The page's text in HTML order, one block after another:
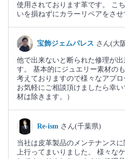
使用されております革です。 こ
いを損ねずにカラーリペアをさせ
宝飾ジェムパレス さん(大
他で出来ないと断られた修理が
す。 基本的にジュエリー素材の
考えておりますので様々なアプ
お気軽にご相談頂けましたら幸
材は除きます。）
Re-ism さん(千葉県)
当社は皮革製品のメンテナンス
上行ってまいりました。 様々な